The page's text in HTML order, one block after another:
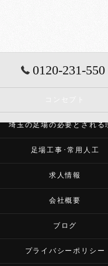
0120-231-550
埼玉の足場の必要とされる
足場工事･常用人工
求人情報
会社概要
ブログ
プライバシーポリシー